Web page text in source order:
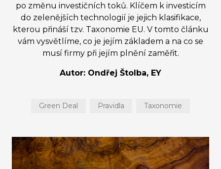
po změnu investičních toků. Klíčem k investicím
do zelenějších technologií je jejich klasifikace,
kterou přináší tzv. Taxonomie EU. V tomto článku
vám vysvětlíme, co je jejím základem a na co se
musí firmy při jejím plnění zaměřit.
Autor: Ondřej Štolba, EY
Green Deal Pravidla Taxonomie